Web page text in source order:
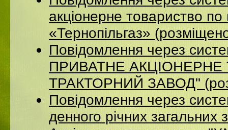
акціонерне товариство по
«Тернопільгаз»
Повідомлення через
ПРИВАТНЕ АКЦIОНЕРНЕ
ТРАКТОРНИЙ ЗАВОД"
Повідомлення через
денного річних загальних